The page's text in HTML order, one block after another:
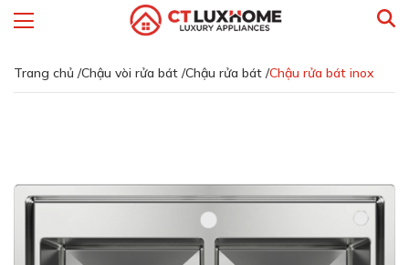
Trang chủ /Chậu vòi rửa bát /Chậu rửa bát /Chậu rửa bát inox